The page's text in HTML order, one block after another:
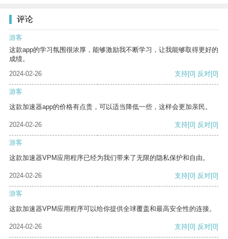
评论
游客
这款app的学习氛围很浓厚，能够激励我不断学习，让我能够取得更好的
成绩。
2024-02-26
支持[0] 反对[0]
游客
这款加速器app的价格有点贵，可以适当降低一些，这样会更加亲民。
2024-02-26 支持[0] 反对[0]
游客
这款加速器VPM应用程序已经为我们带来了无限的隐私保护和自由。
2024-02-26 支持[0] 反对[0]
游客
这款加速器VPM应用程序可以给你提供全球覆盖和最高安全性的连接。
2024-02-26 支持[0] 反对[0]